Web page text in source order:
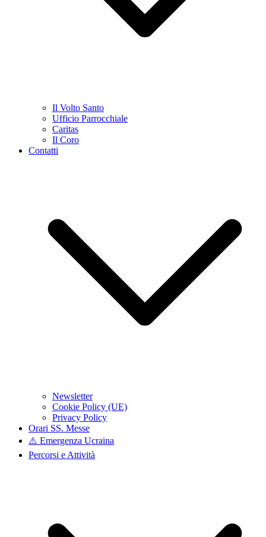
Il Volto Santo
Ufficio Parrocchiale
Caritas
Il Coro
Contatti
Newsletter
Cookie Policy (UE)
Privacy Policy
Orari SS. Messe
⚠️ Emergenza Ucraina
Percorsi e Attività